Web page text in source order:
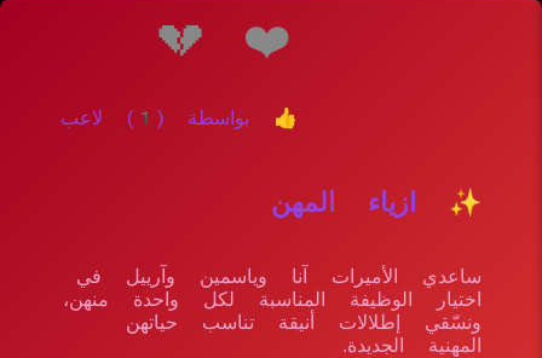
❤️
💔
👍 بواسطة (1) لاعب
✨ ازياء المهن
ساعدي الأميرات آنا وياسمين وآرييل في
اختيار الوظيفة المناسبة لكل واحدة منهن،
ونسّقي إطلالات أنيقة تناسب حياتهن
المهنية الجديدة.